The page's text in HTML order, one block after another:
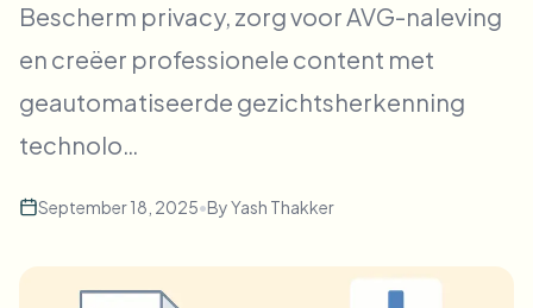
Verwerk veel video’s in één keer
API & SDK
Uploads, taken en webhooks automatiseren
Contactformulier
Video-intelligentie
Bescherm privacy, zorg voor AVG-naleving
en creëer professionele content met
geautomatiseerde gezichtsherkenning
technolo…
September 18, 2025•ByYash Thakker